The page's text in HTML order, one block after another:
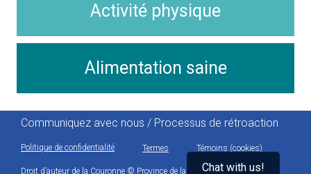
Activité physique
Alimentation saine
Communiquez avec nous / Processus de rétroaction
Politique de confidentialité Termes Témoins (cookies)
Droit d’auteur de la Couronne © Province de la Nouvelle-Écosse.
Chat with us!